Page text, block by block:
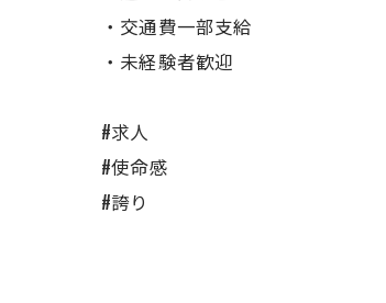
・交通費一部支給
・未経験者歓迎
#求人
#使命感
#誇り